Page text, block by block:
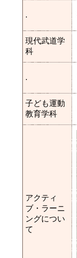
.
現代武道学
科
.
子ども運動
教育学科
アクティ
ブ・ラーニ
ングについ
て